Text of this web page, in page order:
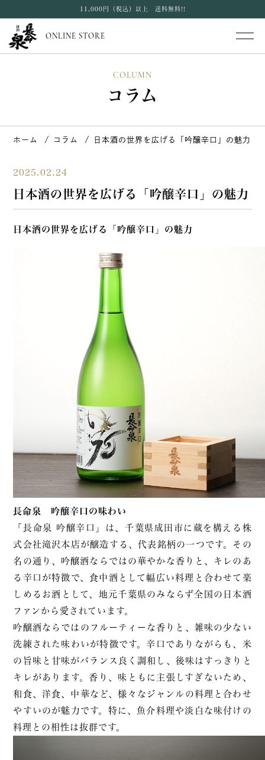
11,000円（税込）以上 送料無料!!
ONLINE STORE
COLUMN
コラム
ホーム コラム 日本酒の世界を広げる「吟醸辛口」の魅力
2025.02.24
日本酒の世界を広げる「吟醸辛口」の魅力
日本酒の世界を広げる「吟醸辛口」の魅力
長命泉 吟醸辛口の味わい
「長命泉 吟醸辛口」は、千葉県成田市に蔵を構える株
式会社滝沢本店が醸造する、代表銘柄の一つです。その
名の通り、吟醸酒ならではの華やかな香りと、キレのあ
る辛口が特徴で、食中酒として幅広い料理と合わせて楽
しめるお酒として、地元千葉県のみならず全国の日本酒
ファンから愛されています。
吟醸酒ならではのフルーティーな香りと、雑味の少ない
洗練された味わいが特徴です。辛口でありながらも、米
の旨味と甘味がバランス良く調和し、後味はすっきりと
キレがあります。香り、味ともに主張しすぎないため、
和食、洋食、中華など、様々なジャンルの料理と合わせ
やすいのが魅力です。特に、魚介料理や淡白な味付けの
料理との相性は抜群です。